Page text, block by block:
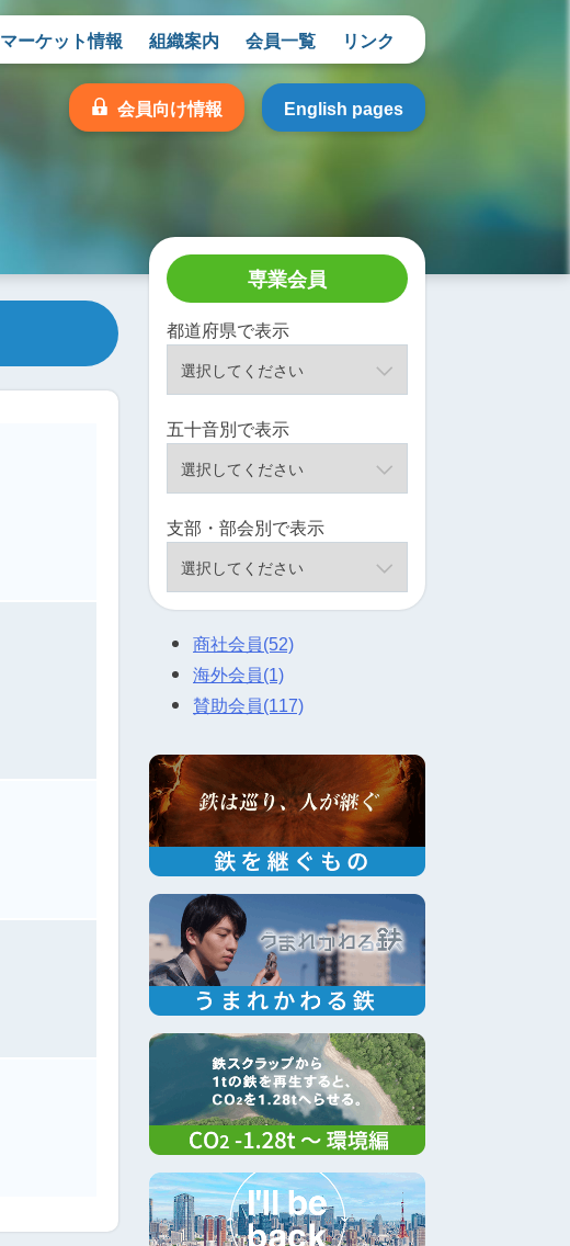
マーケット情報 組織案内 会員一覧 リンク
会員向け情報 English pages
専業会員
都道府県で表示
五十音別で表示
支部・部会別で表示
商社会員(52)
海外会員(1)
賛助会員(117)